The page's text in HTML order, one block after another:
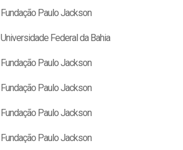
Fundação Paulo Jackson
Universidade Federal da Bahia
Fundação Paulo Jackson
Fundação Paulo Jackson
Fundação Paulo Jackson
Fundação Paulo Jackson